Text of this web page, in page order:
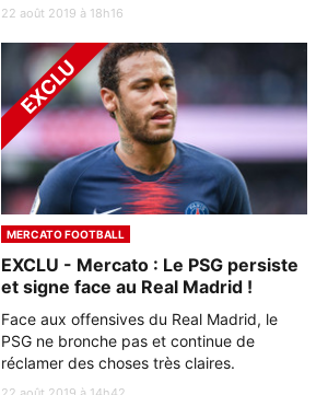
22 août 2019 à 18h16
MERCATO FOOTBALL
EXCLU - Mercato : Le PSG persiste
et signe face au Real Madrid !
Face aux offensives du Real Madrid, le
PSG ne bronche pas et continue de
réclamer des choses très claires.